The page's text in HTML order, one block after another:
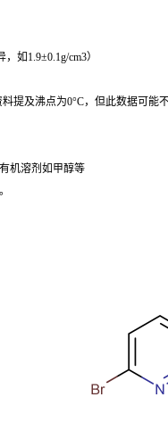
如1.9±0.1g/cm3）
提及沸点为0°C，但此数据可能不
机溶剂如甲醇等